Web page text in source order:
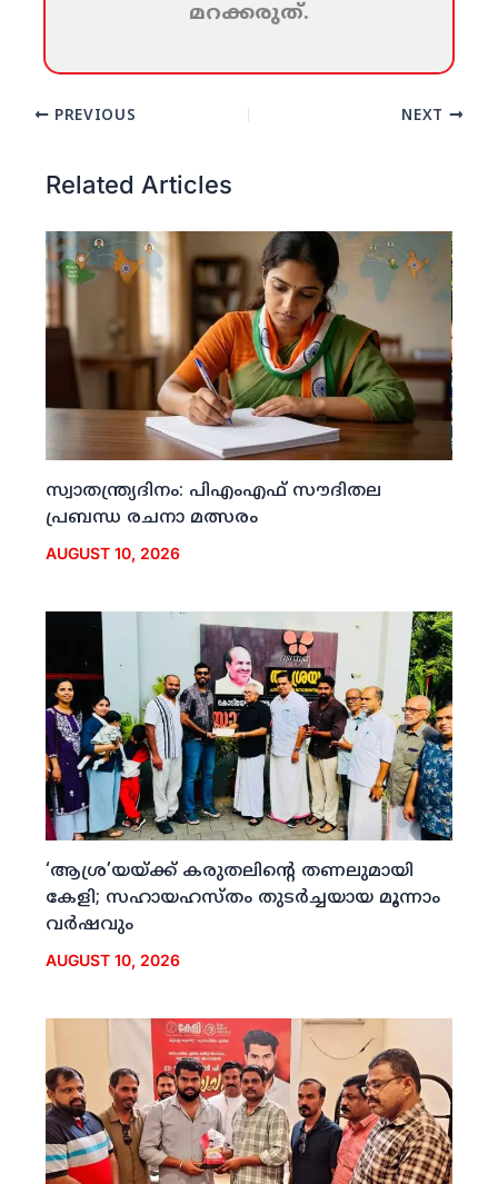
മറക്കരുത്‌.
PREVIOUS NEXT
Related Articles
സ്വാതന്ത്ര്യദിനം: പിഎംഎഫ് സൗദിതല
പ്രബന്ധ രചനാ മത്സരം
AUGUST 10, 2026
‘ആശ്ര’യയ്ക്ക് കരുതലിന്റെ തണലുമായി
കേളി; സഹായഹസ്തം തുടര്‍ച്ചയായ മൂന്നാം
വര്‍ഷവും
AUGUST 10, 2026